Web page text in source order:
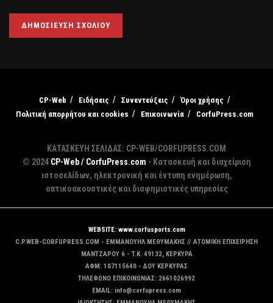
CP-Web Ειδήσεις Συνεντεύξεις
Όροι χρήσης
Πολιτική απορρήτου και cookies
Επικοινωνία CorfuPress.com
ΚΑΤΑΣΚΕΥΗ ΣΕΛΙΔΑΣ: CP-WEB/CORFUPRESS.COM
© 2024 CP-Web / CorfuPress.com - Κατασκευή και διαχείριση
ιστοσελίδων, ηλεκτρονική και έντυπη ενημέρωση,
οπτικοακουστικές και διαφημιστικές υπηρεσίες
WEBSITE: www.corfusports.com
C.P.WEB-CORFUPRESS.COM - ΕΜΜΑΝΟΥΗΛ ΜΕΘΥΜΑΚΗΣ // ΑΤΟΜΙΚΗ ΕΠΙΧΕΙΡΗΣΗ
MANTZAΡΟΥ 6 - T.K. 49132, ΚΕΡΚΥΡΑ
ΑΦΜ: 107115640 - ΔΟΥ ΚΕΡΚΥΡΑΣ
ΤΗΛΕΦΩΝΟ ΕΠΙΚΟΙΝΩΝΙΑΣ: 2661026992
EMAIL: info@corfupress.com